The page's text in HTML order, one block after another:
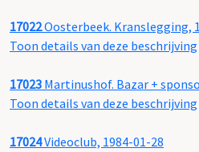
17022Oosterbeek. Kranslegging,
Toon details van deze beschrijving
17023 Martinushof. Bazar +
Toon details van deze beschrijving
17024Videoclub, 1984-01-28